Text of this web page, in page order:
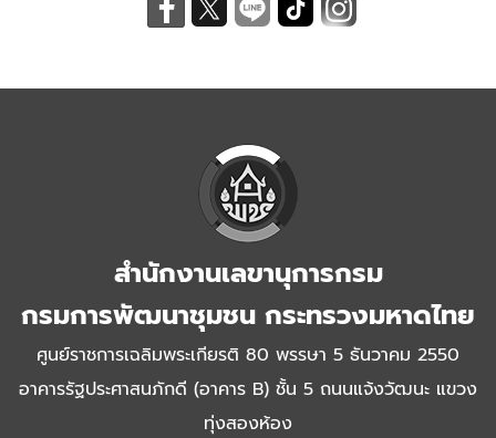
สำนักงานเลขานุการกรม
กรมการพัฒนาชุมชน กระทรวงมหาดไทย
ศูนย์ราชการเฉลิมพระเกียรติ 80 พรรษา 5 ธันวาคม 2550
อาคารรัฐประศาสนภักดี (อาคาร B) ชั้น 5 ถนนแจ้งวัฒนะ แขวง
ทุ่งสองห้อง